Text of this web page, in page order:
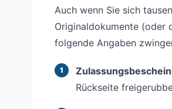
Auch wenn Sie sich
Originaldokumente (oder
folgende Angaben
Rückseite